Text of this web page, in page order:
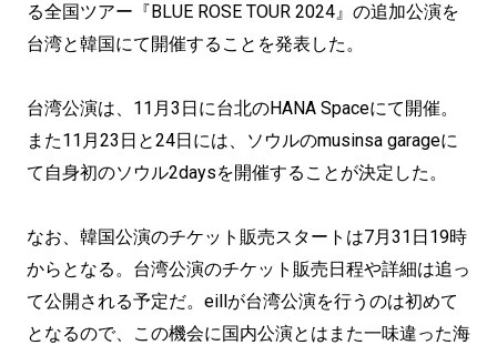
る全国ツアー『BLUE ROSE TOUR 2024』の追加公演を
台湾と韓国にて開催することを発表した。
台湾公演は、11月3日に台北のHANA Spaceにて開催。
また11月23日と24日には、ソウルのmusinsa garageに
て自身初のソウル2daysを開催することが決定した。
なお、韓国公演のチケット販売スタートは7月31日19時
からとなる。台湾公演のチケット販売日程や詳細は追っ
て公開される予定だ。eillが台湾公演を行うのは初めて
となるので、この機会に国内公演とはまた一味違った海